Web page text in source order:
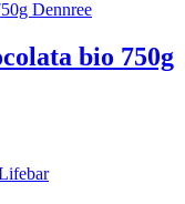
bio 750g